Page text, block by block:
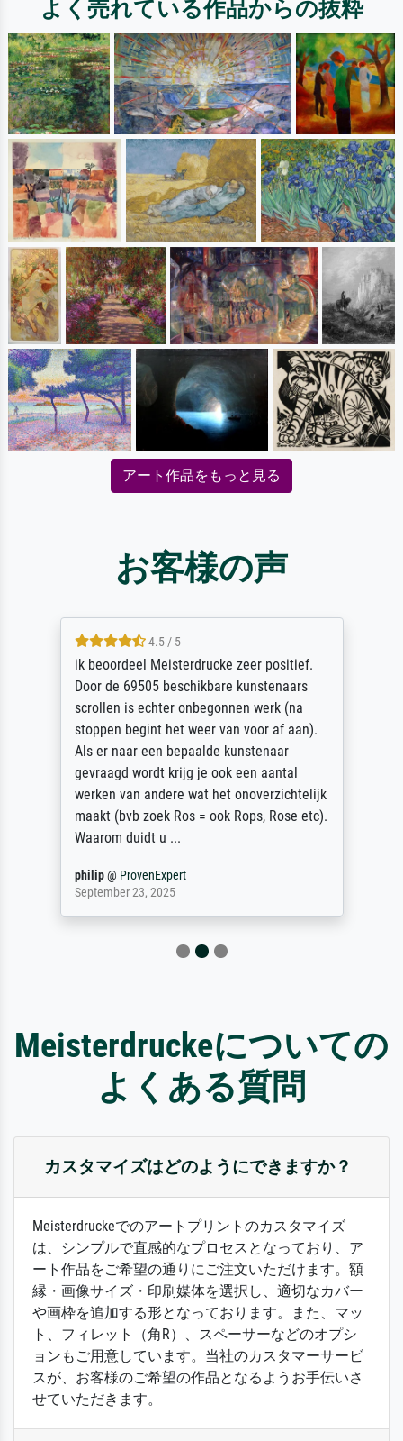
よく売れている作品からの抜粋
アート作品をもっと見る
お客様の声
4.5 / 5
ik beoordeel Meisterdrucke zeer positief.
Door de 69505 beschikbare kunstenaars
scrollen is echter onbegonnen werk (na
stoppen begint het weer van voor af aan).
Als er naar een bepaalde kunstenaar
gevraagd wordt krijg je ook een aantal
werken van andere wat het onoverzichtelijk
maakt (bvb zoek Ros = ook Rops, Rose etc).
Waarom duidt u ...
philip@ ProvenExpert
September 23, 2025
Meisterdruckeについての
よくある質問
カスタマイズはどのようにできますか？
Meisterdruckeでのアートプリントのカスタマイズ
は、シンプルで直感的なプロセスとなっており、ア
ート作品をご希望の通りにご注文いただけます。額
縁・画像サイズ・印刷媒体を選択し、適切なカバー
や画枠を追加する形となっております。また、マッ
ト、フィレット（角R）、スペーサーなどのオプシ
ョンもご用意しています。当社のカスタマーサービ
スが、お客様のご希望の作品となるようお手伝いさ
せていただきます。